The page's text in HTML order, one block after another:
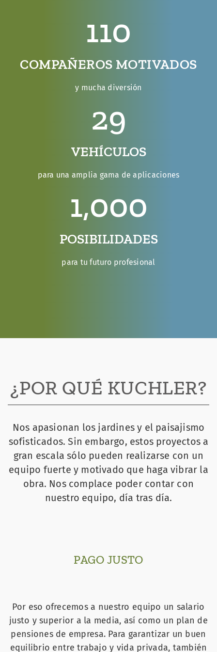
COMPAÑEROS MOTIVADOS
110
y mucha diversión
VEHÍCULOS
29
para una amplia gama de aplicaciones
POSIBILIDADES
1,000
para tu futuro profesional
¿POR QUÉ KUCHLER?
Nos apasionan los jardines y el paisajismo
sofisticados. Sin embargo, estos proyectos a
gran escala sólo pueden realizarse con un
equipo fuerte y motivado que haga vibrar la
obra. Nos complace poder contar con
nuestro equipo, día tras día.
PAGO JUSTO
Por eso ofrecemos a nuestro equipo un salario
justo y superior a la media, así como un plan de
pensiones de empresa. Para garantizar un buen
equilibrio entre trabajo y vida privada, también